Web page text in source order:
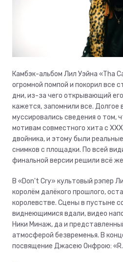
Камбэк-альбом Лил Уэйна «Tha
огромной помпой и покорил все
дни, из-за чего открывающий
кажется, запомнили все. Долгое
муссировались сведения о том,
мотивам совместного хита с
двойника, и этому были
снимков с площадки. По всей
финальной версии решили всё
В «Don't Cry» культовый рэпер
королём далёкого прошлого,
королевстве. Сцены в пустыне
виднеющимися вдали, видео
Ники Минаж, да и
атмосферой безвременья. В
посвящение Джасею Онфрою: